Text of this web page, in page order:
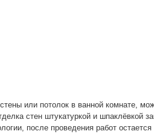
или потолок в ванной комнате,
стен штукатуркой и шпаклёвкой
после проведения работ